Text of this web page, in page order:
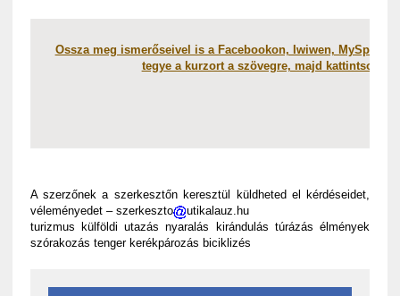
Ossza meg ismerőseivel is a Facebookon, Iwiwen,
tegye a kurzort a szövegre, majd kattintson a
A szerzőnek a szerkesztőn keresztül küldheted el kérdéseidet,
véleményedet – szerkeszto
utikalauz.hu
turizmus külföldi utazás nyaralás kirándulás túrázás élmények
szórakozás tenger kerékpározás biciklizés